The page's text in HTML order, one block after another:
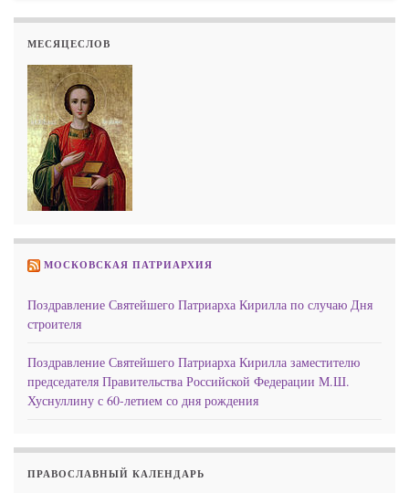
МЕСЯЦЕСЛОВ
МОСКОВСКАЯ ПАТРИАРХИЯ
Поздравление Святейшего Патриарха Кирилла по случаю Дня
строителя
Поздравление Святейшего Патриарха Кирилла заместителю
председателя Правительства Российской Федерации М.Ш.
Хуснуллину с 60-летием со дня рождения
ПРАВОСЛАВНЫЙ КАЛЕНДАРЬ